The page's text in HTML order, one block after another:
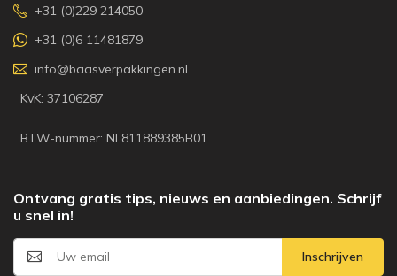
+31 (0)229 214050
+31 (0)6 11481879
info@baasverpakkingen.nl
KvK: 37106287
BTW-nummer: NL811889385B01
Ontvang gratis tips, nieuws en aanbiedingen. Schrijf
u snel in!
Inschrijven